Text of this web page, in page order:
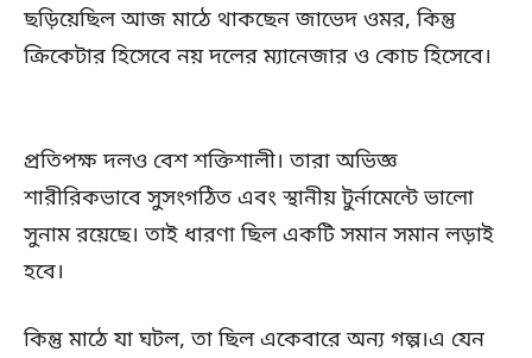
ছড়িয়েছিল আজ মাঠে থাকছেন জাভেদ ওমর, কিন্তু
ক্রিকেটার হিসেবে নয় দলের ম্যানেজার ও কোচ হিসেবে।
প্রতিপক্ষ দলও বেশ শক্তিশালী। তারা অভিজ্ঞ
শারীরিকভাবে সুসংগঠিত এবং স্থানীয় টুর্নামেন্টে ভালো
সুনাম রয়েছে। তাই ধারণা ছিল একটি সমান সমান লড়াই
হবে।
কিন্তু মাঠে যা ঘটল, তা ছিল একেবারে অন্য গল্প।এ যেন